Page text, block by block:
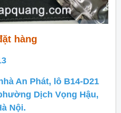
hàng
An Phát, lô B14-D21
Dịch Vọng Hậu,
Nội.